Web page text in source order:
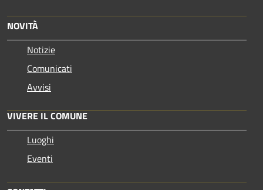
NOVITÀ
Notizie
Comunicati
Avvisi
VIVERE IL COMUNE
Luoghi
Eventi